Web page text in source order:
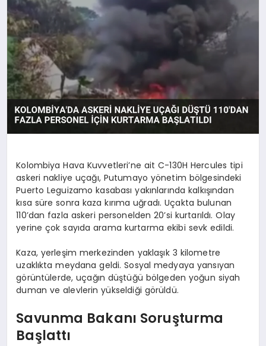
DÜNYA
YAŞAM
Kolombiya Hava Kuvvetleri’ne ait C-130H Hercules tipi
askeri nakliye uçağı, Putumayo yönetim bölgesindeki
Puerto Leguizamo kasabası yakınlarında kalkışından
kısa süre sonra kaza kırıma uğradı. Uçakta bulunan
110’dan fazla askeri personelden 20’si kurtarıldı. Olay
yerine çok sayıda arama kurtarma ekibi sevk edildi.
Kaza, yerleşim merkezinden yaklaşık 3 kilometre
uzaklıkta meydana geldi. Sosyal medyaya yansıyan
görüntülerde, uçağın düştüğü bölgeden yoğun siyah
duman ve alevlerin yükseldiği görüldü.
Savunma Bakanı Soruşturma
Başlattı